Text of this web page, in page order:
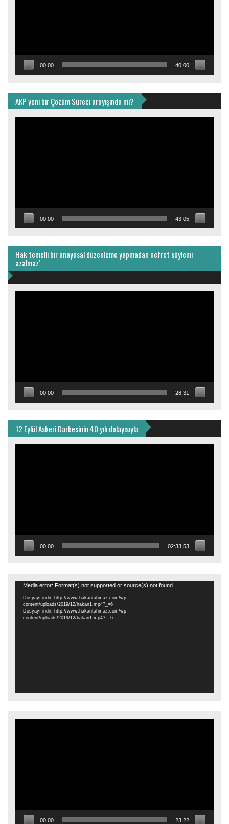
00:00 40:00
AKP yeni bir Çözüm Süreci arayışında mı?
00:00 43:05
Hak temelli bir anayasal düzenleme yapmadan nefret söylemi
azalmaz’
00:00 28:31
12 Eylül Askeri Darbesinin 40.yılı dolayısıyla
00:00 02:33:53
Video
oynatıcı
Media error: Format(s) not supported or source(s) not found
Dosyayı indir: http://www.hakantahmaz.com/wp-
content/uploads/2019/12/hakan1.mp4?_=6
Dosyayı indir: http://www.hakantahmaz.com/wp-
content/uploads/2019/12/hakan1.mp4?_=6
00:00 23:22